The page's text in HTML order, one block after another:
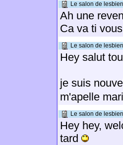
Le salon de
Ah une
Ca va ti
Le salon de
Hey salut
je suis
m'apelle
Le salon de
Hey hey,
tard